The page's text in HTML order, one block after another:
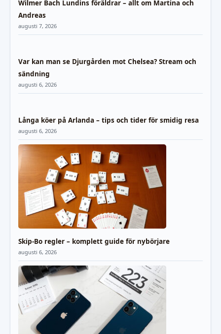
Wilmer Bach Lundins föräldrar – allt om Martina och
Andreas
augusti 7, 2026
Var kan man se Djurgården mot Chelsea? Stream och
sändning
augusti 6, 2026
Långa köer på Arlanda – tips och tider för smidig resa
augusti 6, 2026
Skip-Bo regler – komplett guide för nybörjare
augusti 6, 2026